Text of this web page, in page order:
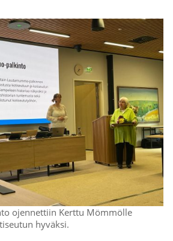
ojennettiin Kerttu Mömmölle
hyväksi.